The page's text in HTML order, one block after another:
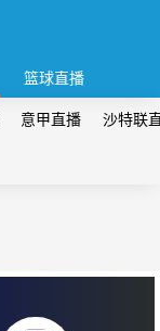
篮球直播
意甲直播 沙特联